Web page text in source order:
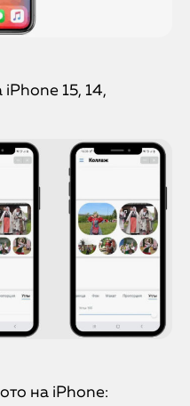
15, 14,
на iPhone: